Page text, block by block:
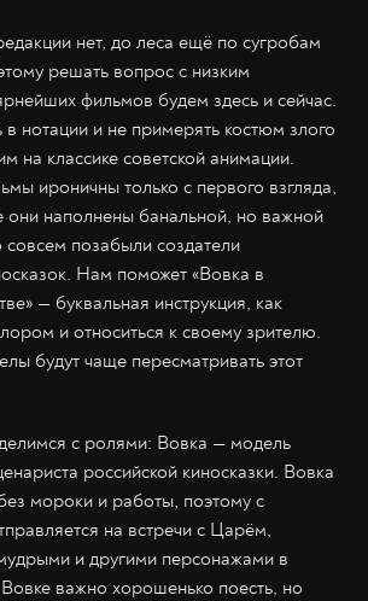
нет, до леса ещё по сугробам
решать вопрос с низким
фильмов будем здесь и сейчас.
в нотации и не примерять костюм злого
на классике советской анимации.
ироничны только с первого взгляда,
они наполнены банальной, но важной
совсем позабыли создатели
Нам поможет «Вовка в
— буквальная инструкция, как
и относиться к своему зрителю.
будут чаще пересматривать этот
с ролями: Вовка — модель
российской киносказки. Вовка
мороки и работы, поэтому с
на встречи с Царём,
и другими персонажами в
важно хорошенько поесть, но